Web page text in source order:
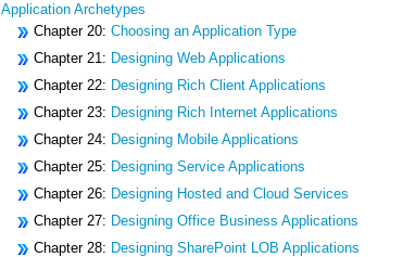
Application Archetypes
Chapter 20: Choosing an Application Type
Chapter 21: Designing Web Applications
Chapter 22: Designing Rich Client Applications
Chapter 23: Designing Rich Internet Applications
Chapter 24: Designing Mobile Applications
Chapter 25: Designing Service Applications
Chapter 26: Designing Hosted and Cloud Services
Chapter 27: Designing Office Business Applications
Chapter 28: Designing SharePoint LOB Applications